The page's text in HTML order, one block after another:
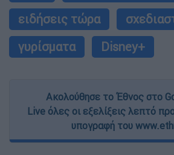
ειδήσεις τώρα
γυρίσματα
Disney+
Ακολούθησε το Έθνος στο
Live όλες οι εξελίξεις λεπτό
υπογραφή του